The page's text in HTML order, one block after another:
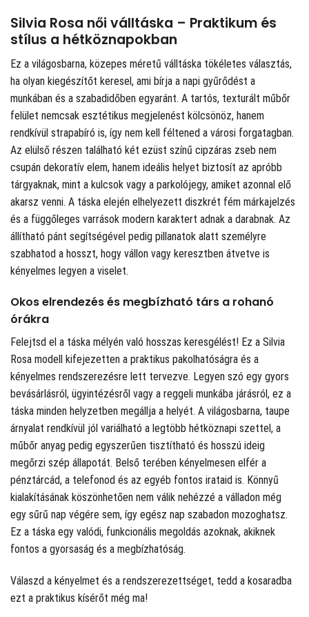
Silvia Rosa női válltáska – Praktikum és
stílus a hétköznapokban
Ez a világosbarna, közepes méretű válltáska tökéletes választás,
ha olyan kiegészítőt keresel, ami bírja a napi gyűrődést a
munkában és a szabadidőben egyaránt. A tartós, texturált műbőr
felület nemcsak esztétikus megjelenést kölcsönöz, hanem
rendkívül strapabíró is, így nem kell féltened a városi forgatagban.
Az elülső részen található két ezüst színű cipzáras zseb nem
csupán dekoratív elem, hanem ideális helyet biztosít az apróbb
tárgyaknak, mint a kulcsok vagy a parkolójegy, amiket azonnal elő
akarsz venni. A táska elején elhelyezett diszkrét fém márkajelzés
és a függőleges varrások modern karaktert adnak a darabnak. Az
állítható pánt segítségével pedig pillanatok alatt személyre
szabhatod a hosszt, hogy vállon vagy keresztben átvetve is
kényelmes legyen a viselet.
Okos elrendezés és megbízható társ a rohanó
órákra
Felejtsd el a táska mélyén való hosszas keresgélést! Ez a Silvia
Rosa modell kifejezetten a praktikus pakolhatóságra és a
kényelmes rendszerezésre lett tervezve. Legyen szó egy gyors
bevásárlásról, ügyintézésről vagy a reggeli munkába járásról, ez a
táska minden helyzetben megállja a helyét. A világosbarna, taupe
árnyalat rendkívül jól variálható a legtöbb hétköznapi szettel, a
műbőr anyag pedig egyszerűen tisztítható és hosszú ideig
megőrzi szép állapotát. Belső terében kényelmesen elfér a
pénztárcád, a telefonod és az egyéb fontos irataid is. Könnyű
kialakításának köszönhetően nem válik nehézzé a válladon még
egy sűrű nap végére sem, így egész nap szabadon mozoghatsz.
Ez a táska egy valódi, funkcionális megoldás azoknak, akiknek
fontos a gyorsaság és a megbízhatóság.
Válaszd a kényelmet és a rendszerezettséget, tedd a kosaradba
ezt a praktikus kísérőt még ma!